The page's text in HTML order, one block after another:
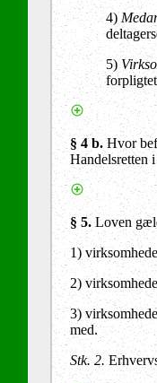
4)
5)
§ 4 b.Hvor
Handelsretten
§ 5. Loven
1)
2)
3)
med.
Stk. 2.